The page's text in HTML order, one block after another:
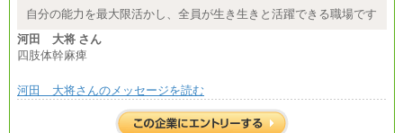
自分の能力を最大限活かし、全員が生き生きと活躍できる職場です
河田 大将 さん
四肢体幹麻痺
河田 大将さんのメッセージを読む